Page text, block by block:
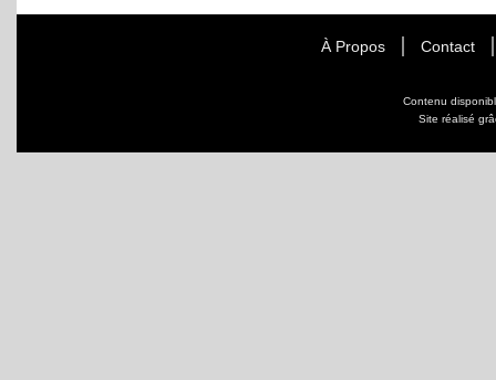
À Propos Contact
Contenu
Site réalisé